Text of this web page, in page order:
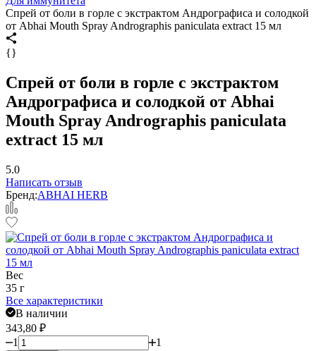
Спрей от боли в горле с экстрактом Андрографиса и солодкой
от Abhai Mouth Spray Andrographis paniculata extract 15 мл
{}
Спрей от боли в горле с экстрактом
Андрографиса и солодкой от Abhai
Mouth Spray Andrographis paniculata
extract 15 мл
5.0
Написать отзыв
Бренд:ABHAI HERB
Вес
35 г
Все характеристики
В наличии
343,80 ₽
1
1